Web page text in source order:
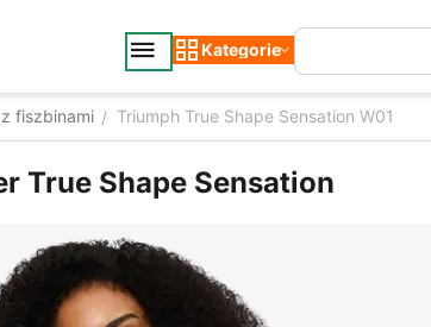
Kategorie
fiszbinami / Triumph True Shape Sensation W01
True Shape Sensation